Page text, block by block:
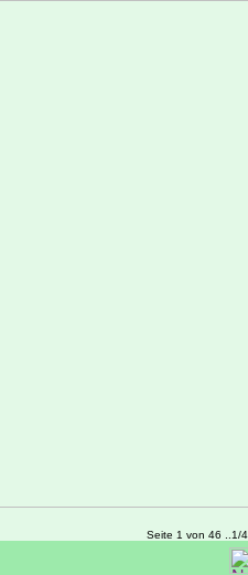
Seite 1 von 46 ..1/